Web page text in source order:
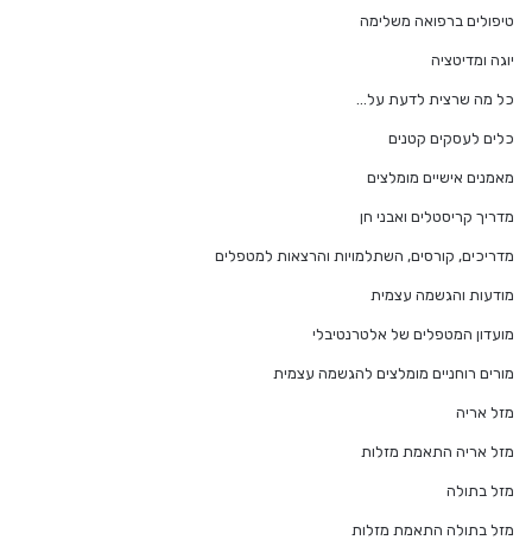
טיפולים ברפואה משלימה
יוגה ומדיטציה
כל מה שרצית לדעת על…
כלים לעסקים קטנים
מאמנים אישיים מומלצים
מדריך קריסטלים ואבני חן
מדריכים, קורסים, השתלמויות והרצאות למטפלים
מודעות והגשמה עצמית
מועדון המטפלים של אלטרנטיבלי
מורים רוחניים מומלצים להגשמה עצמית
מזל אריה
מזל אריה התאמת מזלות
מזל בתולה
מזל בתולה התאמת מזלות